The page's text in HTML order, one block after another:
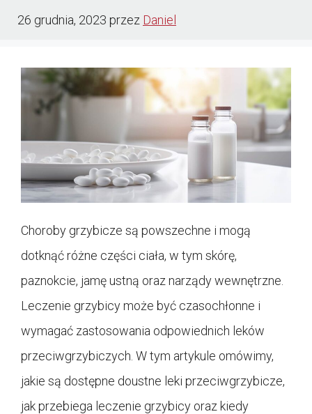
26 grudnia, 2023 przez Daniel
Choroby grzybicze są powszechne i mogą
dotknąć różne części ciała, w tym skórę,
paznokcie, jamę ustną oraz narządy wewnętrzne.
Leczenie grzybicy może być czasochłonne i
wymagać zastosowania odpowiednich leków
przeciwgrzybiczych. W tym artykule omówimy,
jakie są dostępne doustne leki przeciwgrzybicze,
jak przebiega leczenie grzybicy oraz kiedy